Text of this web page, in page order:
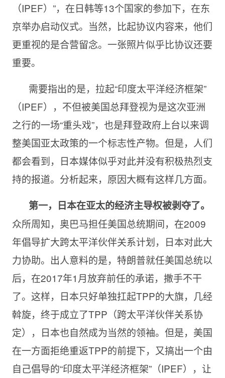
（IPEF）”，在日韩等13个国家的参加下，在东
京举办启动仪式。当然，比起协议内容来，他们
更重视的是合营留念。一张照片似乎比协议还要
重要。
需要指出的是，拉起“印度太平洋经济框架”
（IPEF），不但被美国总拜登视为是这次亚洲
之行的一场“重头戏”，也是拜登政府上台以来调
整美国亚太政策的一个标志性产物。但是，人们
都会看到，日本媒体似乎对此并没有积极热烈支
持的报道。分析起来，原因大概有这样几方面。
第一，日本在亚太的经济主导权被剥夺了。
众所周知，奥巴马担任美国总统期间，在2009
年倡导扩大跨太平洋伙伴关系计划，日本对此大
力协助。出人意料的是，特朗普就任美国总统以
后，在2017年1月放弃前任的承诺，撒手不干
了。这样，日本只好单独扛起TPP的大旗，几经
斡旋，终于成立了TPP（跨太平洋伙伴关系协
定），日本也自然成为当然的领袖。但是，美国
在一方面拒绝重返TPP的前提下，又搞出一个由
自己倡导的“印度太平洋经济框架”（IPEF），让